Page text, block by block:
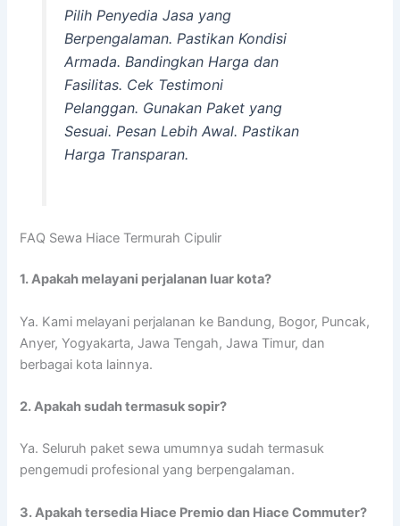
Pilih Penyedia Jasa yang
Berpengalaman. Pastikan Kondisi
Armada. Bandingkan Harga dan
Fasilitas. Cek Testimoni
Pelanggan. Gunakan Paket yang
Sesuai. Pesan Lebih Awal. Pastikan
Harga Transparan.
FAQ Sewa Hiace Termurah Cipulir
1. Apakah melayani perjalanan luar kota?
Ya. Kami melayani perjalanan ke Bandung, Bogor, Puncak,
Anyer, Yogyakarta, Jawa Tengah, Jawa Timur, dan
berbagai kota lainnya.
2. Apakah sudah termasuk sopir?
Ya. Seluruh paket sewa umumnya sudah termasuk
pengemudi profesional yang berpengalaman.
3. Apakah tersedia Hiace Premio dan Hiace Commuter?